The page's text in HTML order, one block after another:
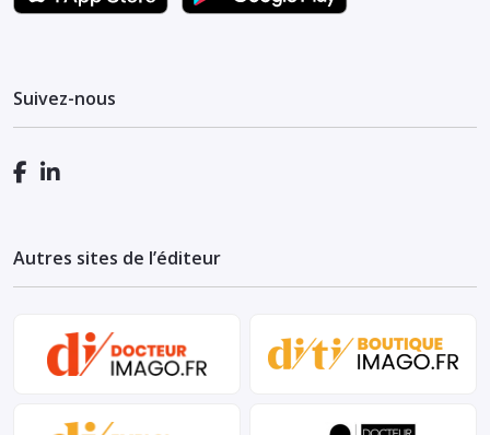
Suivez-nous
Autres sites de l’éditeur